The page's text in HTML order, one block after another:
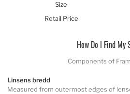
Size
Retail Price
How Do I Find My
Components of
Linsens bredd
Measured from outermost edges of